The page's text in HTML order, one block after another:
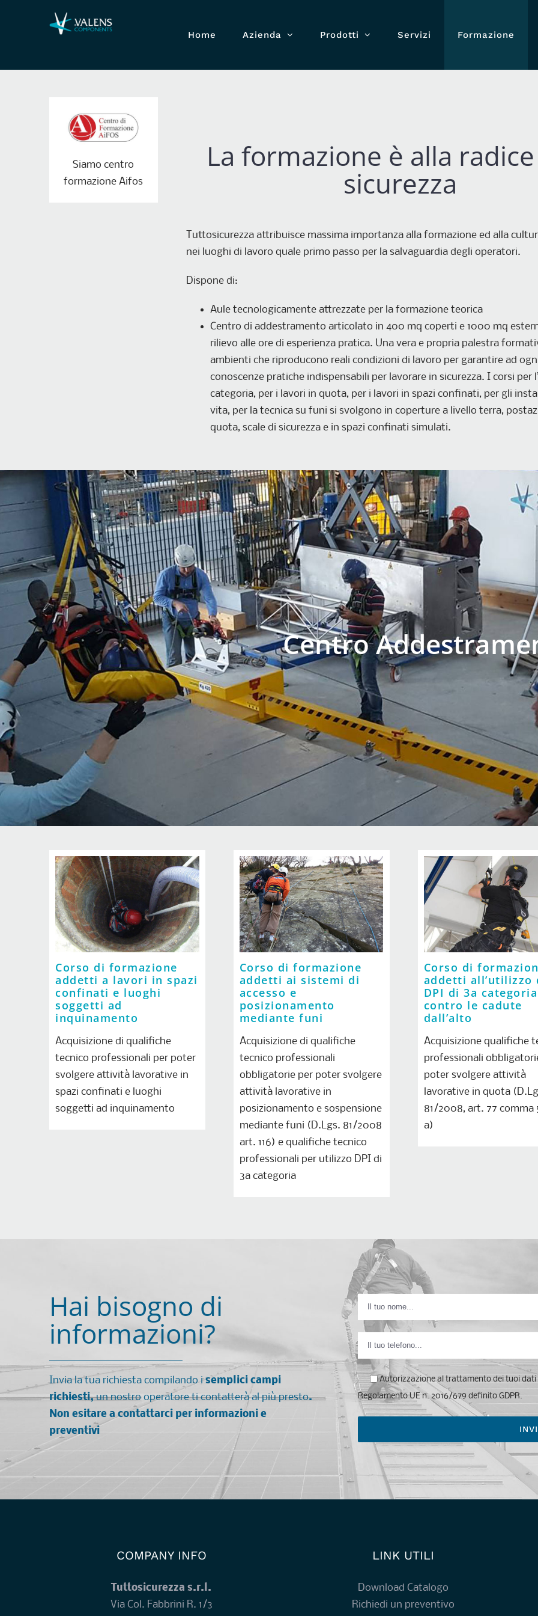
Home Azienda Prodotti Servizi Formazione
Siamo centro
formazione Aifos
La formazione è alla
sicurezza
Tuttosicurezza attribuisce massima importanza alla formazione ed alla
nei luoghi di lavoro quale primo passo per la salvaguardia degli operatori.
Dispone di:
Aule tecnologicamente attrezzate per la formazione teorica
Centro di addestramento articolato in 400 mq coperti e 1000 mq
rilievo alle ore di esperienza pratica. Una vera e propria palestra
ambienti che riproducono reali condizioni di lavoro per garantire ad
conoscenze pratiche indispensabili per lavorare in sicurezza. I corsi per
categoria, per i lavori in quota, per i lavori in spazi confinati, per gli
vita, per la tecnica su funi si svolgono in coperture a livello terra,
quota, scale di sicurezza e in spazi confinati simulati.
Centro
Corso di formazione
addetti a lavori in spazi
confinati e luoghi
soggetti ad
inquinamento
Acquisizione di qualifiche
tecnico professionali per poter
svolgere attività lavorative in
spazi confinati e luoghi
soggetti ad inquinamento
Corso di formazione
addetti ai sistemi di
accesso e
posizionamento
mediante funi
Acquisizione di qualifiche
tecnico professionali
obbligatorie per poter svolgere
attività lavorative in
posizionamento e sospensione
mediante funi (D.Lgs. 81/2008
art. 116) e qualifiche tecnico
professionali per utilizzo DPI di
3a categoria
Corso di
addetti all’utilizzo
DPI di 3a categoria
contro le cadute
dall’alto
Acquisizione qualifiche
professionali
poter svolgere attività
lavorative in quota
81/2008, art. 77 comma
a)
Hai bisogno di
informazioni?
Invia la tua richiesta compilando isemplici campi
richiesti,un nostro operatore ti contatterà al più presto.
Non esitare a contattarci per informazioni e
preventivi
Autorizzazione al trattamento dei tuoi dati
Regolamento UE n. 2016/679 definito GDPR.
COMPANY INFO
Tuttosicurezza s.r.l.
Via Col. Fabbrini R. 1/3
LINK UTILI
Download Catalogo
Richiedi un preventivo